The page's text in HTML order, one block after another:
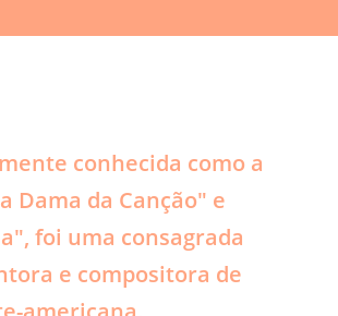
conhecida como a
Dama da Canção" e
foi uma consagrada
e compositora de